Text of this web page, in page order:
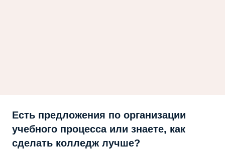
Есть предложения по организации
учебного процесса или знаете, как
сделать колледж лучше?